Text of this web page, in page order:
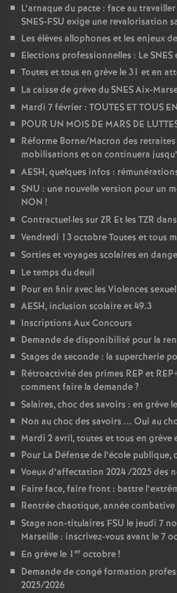
L’arnaque du pacte : face au
SNES-FSU exige une revalorisation
Les élèves allophones et les enjeux
Elections professionnelles : Le
Toutes et tous en grève le 31 et en
La caisse de grève du SNES Aix-
Mardi 7 février : TOUTES ET TOUS
POUR UN MOIS DE MARS DE
Réforme Borne/Macron des
mobilisations et on continuera
AESH, quelques infos :
SNU : une nouvelle version pour un
NON !
Contractuel·les sur ZR Et les TZR
Vendredi 13 octobre Toutes et tous
Sorties et voyages scolaires en
Le temps du deuil
Pour en finir avec les Violences
AESH, inclusion scolaire et 49.3
Inscriptions Aux Concours
Demande de disponibilité pour la
Stages de seconde : la supercherie
Rétroactivité des primes REP et
comment faire la demande?
Salaires, choc des savoirs : en grève
Non au choc des savoirs ... Oui au
Mardi 2 avril, toutes et tous en
Pour La Défense de l’école
Voeux d’affectation 2024 /2025 des
Faire face, faire front : battre
Rentrée chaotique, année combative
Stage non-titulaires FSU le jeudi 7
Marseille : inscrivez-vous avant le 7
En grève le 1 er octobre!
Demande de congé formation
2025/2026